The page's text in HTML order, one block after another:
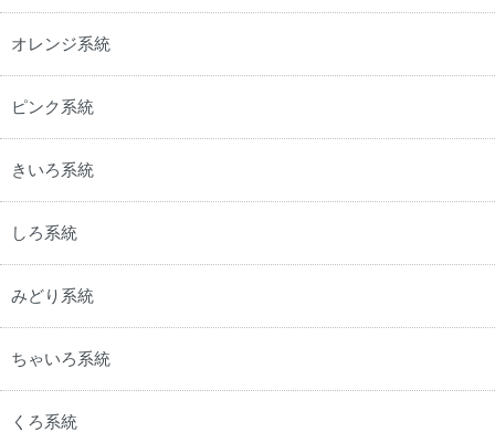
オレンジ系統
ピンク系統
きいろ系統
しろ系統
みどり系統
ちゃいろ系統
くろ系統